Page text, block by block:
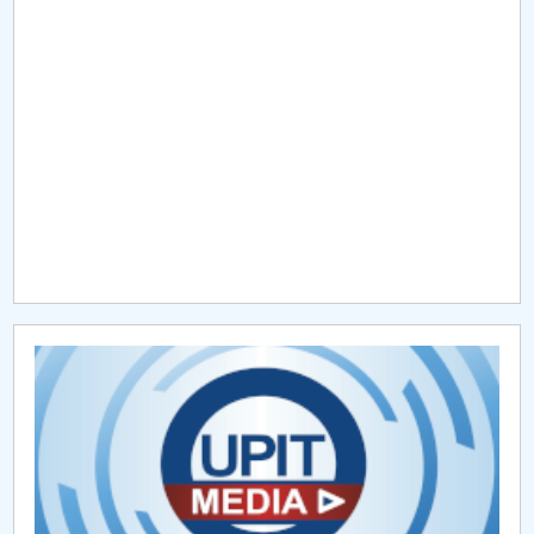
CAR2026
MENIU CANTINA
ADMITERE vocationale MUZ, ACT
ADMITERE concurs mixt Arte Vizuale